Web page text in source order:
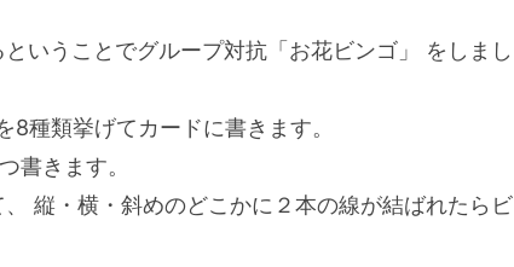
いうことでグループ対抗「お花ビンゴ」 をしまし
種類挙げてカードに書きます。
書きます。
縦・横・斜めのどこかに２本の線が結ばれたらビ